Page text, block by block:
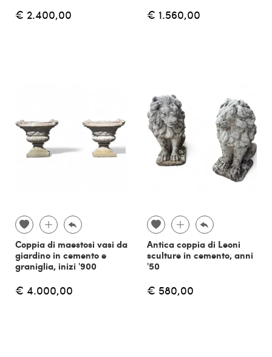
€ 2.400,00 € 1.560,00
Coppia di maestosi vasi da
giardino in cemento e
graniglia, inizi '900
€ 4.000,00
Antica coppia di Leoni
sculture in cemento, anni
'50
€ 580,00